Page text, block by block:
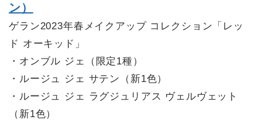
ン）
ゲラン2023年春メイクアップ コレクション「レッ
ド オーキッド」
・オンブル ジェ（限定1種）
・ルージュ ジェ サテン（新1色）
・ルージュ ジェ ラグジュリアス ヴェルヴェット
（新1色）